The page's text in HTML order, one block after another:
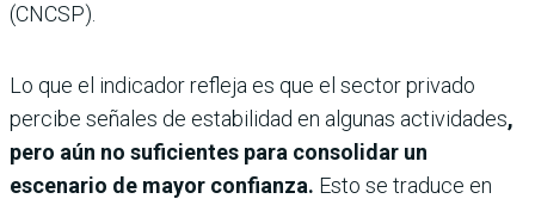
(CNCSP).
Lo que el indicador refleja es que el sector privado
percibe señales de estabilidad en algunas actividades,
pero aún no suficientes para consolidar un
escenario de mayor confianza. Esto se traduce en